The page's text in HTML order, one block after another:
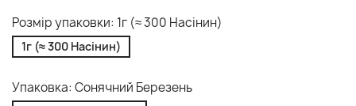
Розмір упаковки: 1г (≈ 300 Насінин)
1г (≈ 300 Насінин)
Упаковка: Сонячний Березень